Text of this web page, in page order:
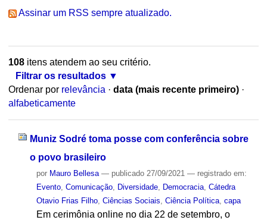
Assinar um RSS sempre atualizado.
108itens atendem ao seu critério.
Filtrar os resultados
Ordenar por relevância · data (mais recente primeiro) ·
alfabeticamente
Muniz Sodré toma posse com conferência sobre
o povo brasileiro
por Mauro Bellesa — publicado27/09/2021 — registrado em:
Evento, Comunicação, Diversidade, Democracia, Cátedra
Otavio Frias Filho, Ciências Sociais Ciência Política, capa
Em cerimônia online no dia 22 de setembro, o